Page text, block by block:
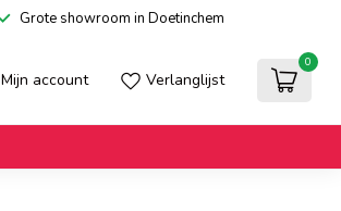
Grote showroom in Doetinchem
Mijn account Verlanglijst
0